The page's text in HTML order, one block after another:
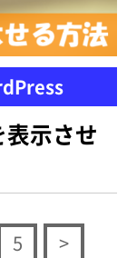
表示させ
5 >